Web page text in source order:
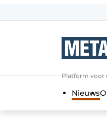
Platform voor
Nieuws